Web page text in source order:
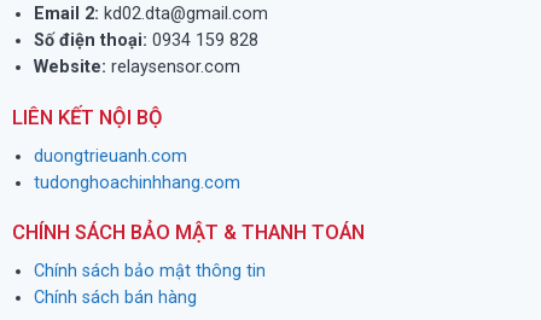
Email 2: kd02.dta@gmail.com
Số điện thoại: 0934 159 828
Website: relaysensor.com
LIÊN KẾT NỘI BỘ
duongtrieuanh.com
tudonghoachinhhang.com
CHÍNH SÁCH BẢO MẬT & THANH TOÁN
Chính sách bảo mật thông tin
Chính sách bán hàng